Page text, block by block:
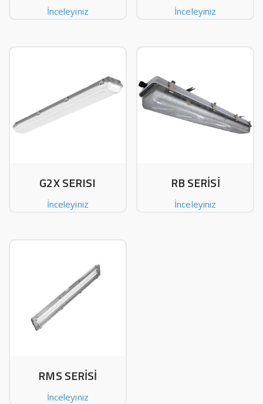
İnceleyiniz İnceleyiniz
G2X SERISI
İnceleyiniz
RB SERİSİ
İnceleyiniz
RMS SERİSİ
İnceleyiniz